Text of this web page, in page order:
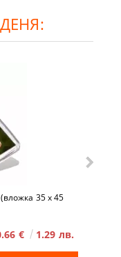
35 x 45
€ 1.29 лв.